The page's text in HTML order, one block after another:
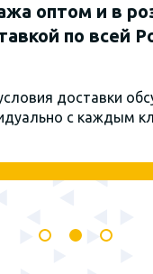
оптом и в
по всей
доставки
с каждым